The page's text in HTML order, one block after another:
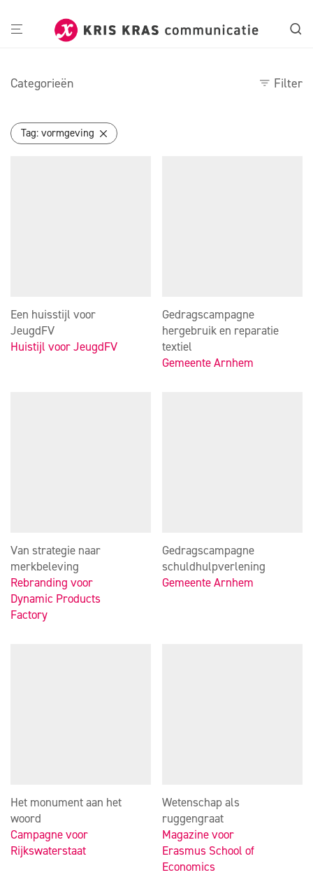
Categorieën Filter
Tag: vormgeving
Een huisstijl voor
JeugdFV
Huistijl voor JeugdFV
Gedragscampagne
hergebruik en reparatie
textiel
Gemeente Arnhem
Van strategie naar
merkbeleving
Rebranding voor
Dynamic Products
Factory
Gedragscampagne
schuldhulpverlening
Gemeente Arnhem
Het monument aan het
woord
Campagne voor
Rijkswaterstaat
Wetenschap als
ruggengraat
Magazine voor
Erasmus School of
Economics